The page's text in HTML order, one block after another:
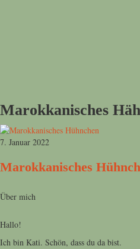
Marokkanisches
7. Januar 2022
Marokkanisches
Über mich
Hallo!
Ich bin Kati. Schön, dass du da bist.